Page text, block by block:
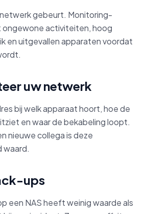
gebeurt. Monitoring-
activiteiten, hoog
en uitgevallen apparaten voordat
uw netwerk
bij welk apparaat hoort, hoe de
en waar de bekabeling loopt.
nieuwe collega is deze
waard.
ups
een NAS heeft weinig waarde als